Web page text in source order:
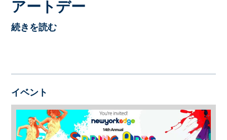
アートデー
続きを読む
イベント